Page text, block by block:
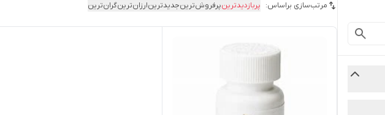
مرتب‌سازی براساس: پربازدیدترینپرفروش‌ترینجدیدترینارزان‌ترینگران‌ترین